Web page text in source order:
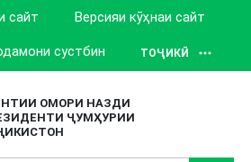
сайт Версияи кӯҳнаи сайт
сустбин ТОҶИКӢ
ОМОРИ НАЗДИ
ҶУМҲУРИИ